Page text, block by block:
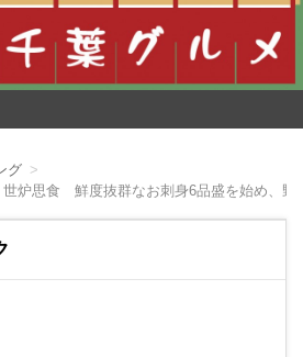
グ
炉思食 鮮度抜群なお刺身6品盛を始め、野